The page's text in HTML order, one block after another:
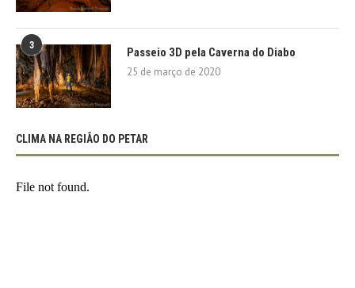
3 Passeio 3D pela Caverna do Diabo
25 de março de 2020
CLIMA NA REGIÃO DO PETAR